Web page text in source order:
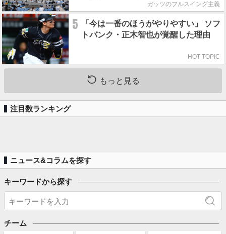
ガッツのフルスイング主義
5
「今は一番のほうがやりやすい」 ソフ
トバンク・正木智也が覚醒した理由
HOT TOPIC
もっと見る
注目数ランキング
ニュース&コラムを探す
キーワードから探す
チーム